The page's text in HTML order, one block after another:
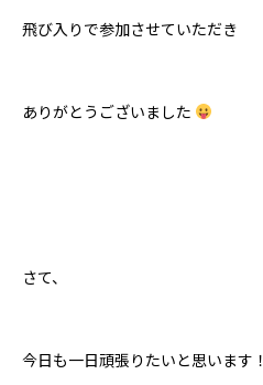
飛び入りで参加させていただき
ありがとうございました
さて、
今日も一日頑張りたいと思います！